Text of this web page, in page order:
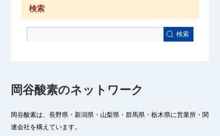
検索
検索
岡谷酸素のネットワーク
岡谷酸素は、長野県・新潟県・山梨県・群馬県・栃木県に営業所・関
連会社を構えています。